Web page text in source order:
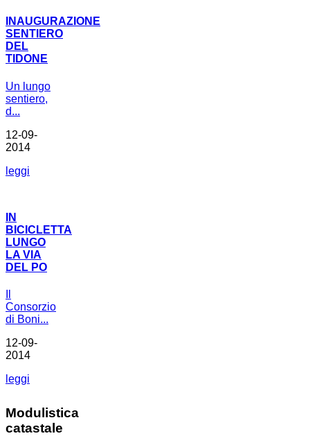
INAUGURAZIONE
SENTIERO
DEL
TIDONE
Un lungo
sentiero,
d...
12-09-
2014
leggi
IN
BICICLETTA
LUNGO
LA VIA
DEL PO
Consorzio
di Boni...
12-09-
2014
leggi
Modulistica
catastale